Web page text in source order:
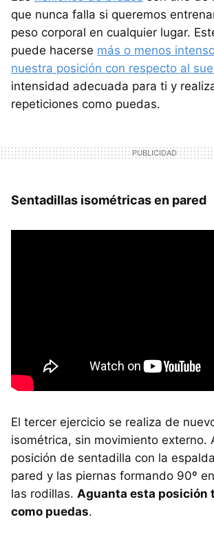
que nunca falla si queremos
peso corporal en cualquier lugar.
puede hacerse más o menos
nuestra posición con respecto al
intensidad adecuada para ti y
repeticiones como puedas.
Sentadillas isométricas en pared
El tercer ejercicio se realiza de
isométrica, sin movimiento externo.
posición de sentadilla con la
pared y las piernas formando 90º
las rodillas. Aguanta esta posición
como puedas.